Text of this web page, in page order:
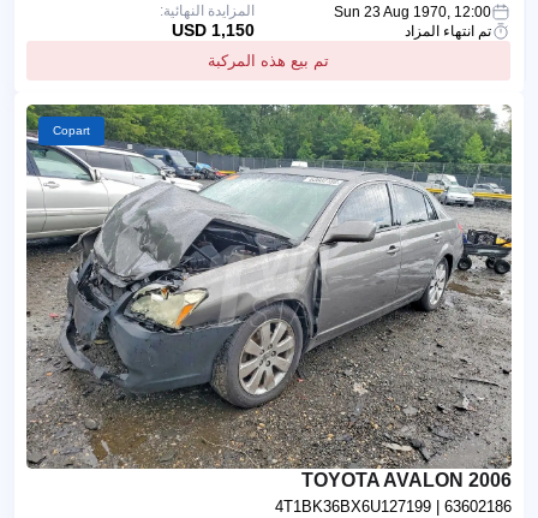
Sun 23 Aug 1970, 12:00
تم انتهاء المزاد
تم بيع هذه المركبة
المزايدة النهائية:
1,150 USD
Copart
2006 TOYOTA AVALON
4T1BK36BX6U127199 | 63602186